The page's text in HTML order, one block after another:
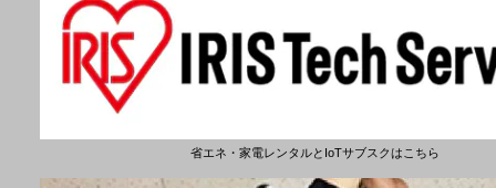
省エネ・家電レンタルとIoTサブスクはこちら